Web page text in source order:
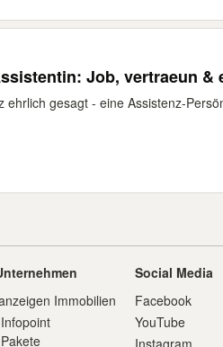
Job, vertraeun &
ehrlich gesagt - eine Assistenz-
Immobilien
Social Media
Facebook
YouTube
Instagram